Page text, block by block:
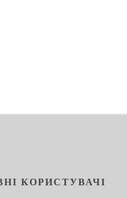
КОРИСТУВАЧІ